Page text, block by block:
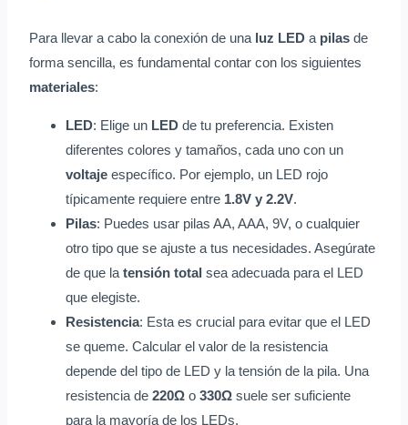
Para llevar a cabo la conexión de una luz LED a pilas de
forma sencilla, es fundamental contar con los siguientes
materiales:
LED: Elige un LED de tu preferencia. Existen
diferentes colores y tamaños, cada uno con un
voltaje específico. Por ejemplo, un LED rojo
típicamente requiere entre 1.8V y 2.2V.
Pilas: Puedes usar pilas AA, AAA, 9V, o cualquier
otro tipo que se ajuste a tus necesidades. Asegúrate
de que la tensión total sea adecuada para el LED
que elegiste.
Resistencia: Esta es crucial para evitar que el LED
se queme. Calcular el valor de la resistencia
depende del tipo de LED y la tensión de la pila. Una
resistencia de 220Ω o 330Ω suele ser suficiente
para la mayoría de los LEDs.